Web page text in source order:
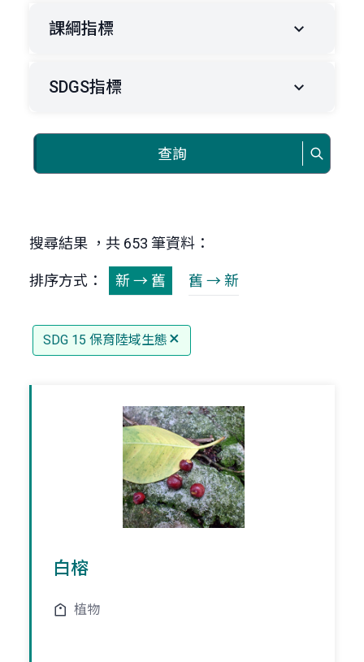
課綱指標
SDGS指標
查詢
搜尋結果 ，共 653 筆資料：
排序方式： 新 → 舊 舊 → 新
SDG 15 保育陸域生態
白榕
植物